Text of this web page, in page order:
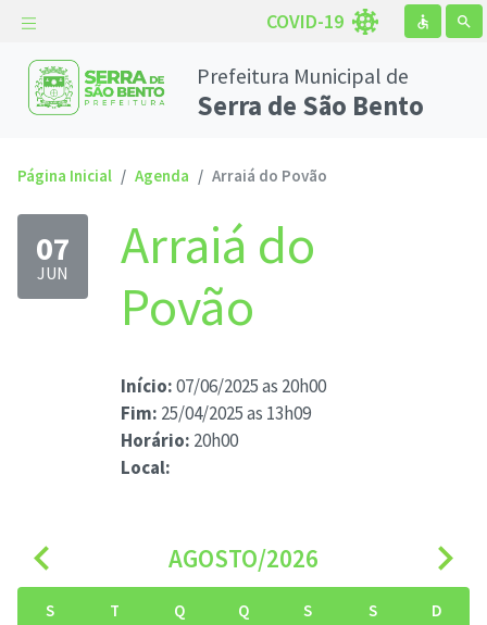
COVID-19 accessible search
Prefeitura Municipal de
Serra de São Bento
Página Inicial Agenda Arraiá do Povão
07
JUN
Arraiá do
Povão
Início:07/06/2025 as 20h00
Fim: 25/04/2025 as 13h09
Horário: 20h00
Local:
navigate_before AGOSTO/2026 navigate_next
S T Q Q S S D